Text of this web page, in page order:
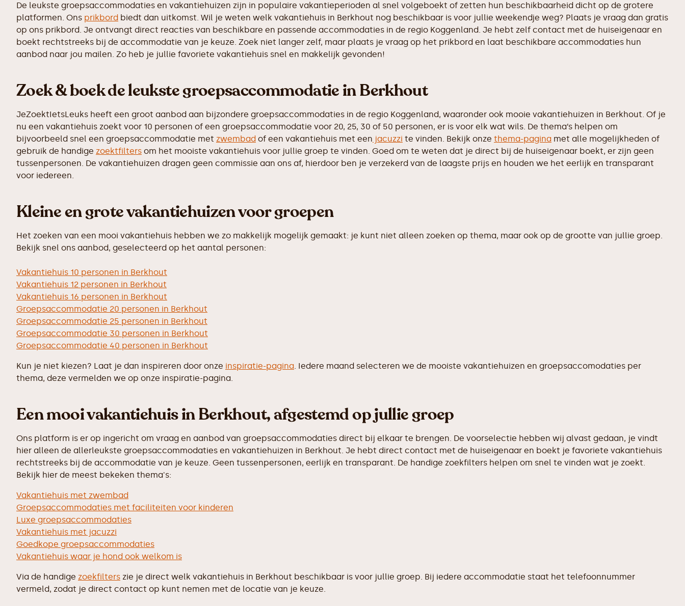
De leukste groepsaccommodaties en vakantiehuizen zijn in populaire vakantieperioden al snel volgeboekt of zetten hun beschikbaarheid dicht op de grotere
platformen. Ons prikbord biedt dan uitkomst. Wil je weten welk vakantiehuis in Berkhout nog beschikbaar is voor jullie weekendje weg? Plaats je vraag dan gratis
op ons prikbord. Je ontvangt direct reacties van beschikbare en passende accommodaties in de regio Koggenland. Je hebt zelf contact met de huiseigenaar en
boekt rechtstreeks bij de accommodatie van je keuze. Zoek niet langer zelf, maar plaats je vraag op het prikbord en laat beschikbare accommodaties hun
aanbod naar jou mailen. Zo heb je jullie favoriete vakantiehuis snel en makkelijk gevonden!
Zoek & boek de leukste groepsaccommodatie in Berkhout
JeZoektIetsLeuks heeft een groot aanbod aan bijzondere groepsaccommodaties in de regio Koggenland, waaronder ook mooie vakantiehuizen in Berkhout. Of je
nu een vakantiehuis zoekt voor 10 personen of een groepsaccommodatie voor 20, 25, 30 of 50 personen, er is voor elk wat wils. De thema’s helpen om
bijvoorbeeld snel een groepsaccommodatie met zwembad of een vakantiehuis met een jacuzzi te vinden. Bekijk onze thema-pagina met alle mogelijkheden of
gebruik de handige zoektfilters om het mooiste vakantiehuis voor jullie groep te vinden. Goed om te weten dat je direct bij de huiseigenaar boekt, er zijn geen
tussenpersonen. De vakantiehuizen dragen geen commissie aan ons af, hierdoor ben je verzekerd van de laagste prijs en houden we het eerlijk en transparant
voor iedereen.
Kleine en grote vakantiehuizen voor groepen
Het zoeken van een mooi vakantiehuis hebben we zo makkelijk mogelijk gemaakt: je kunt niet alleen zoeken op thema, maar ook op de grootte van jullie groep.
Bekijk snel ons aanbod, geselecteerd op het aantal personen:
Vakantiehuis 10 personen in Berkhout
Vakantiehuis 12 personen in Berkhout
Vakantiehuis 16 personen in Berkhout
Groepsaccommodatie 20 personen in Berkhout
Groepsaccommodatie 25 personen in Berkhout
Groepsaccommodatie 30 personen in Berkhout
Groepsaccommodatie 40 personen in Berkhout
Kun je niet kiezen? Laat je dan inspireren door onze inspiratie-pagina. Iedere maand selecteren we de mooiste vakantiehuizen en groepsaccomodaties per
thema, deze vermelden we op onze inspiratie-pagina.
Een mooi vakantiehuis in Berkhout, afgestemd op jullie groep
Ons platform is er op ingericht om vraag en aanbod van groepsaccommodaties direct bij elkaar te brengen. De voorselectie hebben wij alvast gedaan, je vindt
hier alleen de allerleukste groepsaccommodaties en vakantiehuizen in Berkhout. Je hebt direct contact met de huiseigenaar en boekt je favoriete vakantiehuis
rechtstreeks bij de accommodatie van je keuze. Geen tussenpersonen, eerlijk en transparant. De handige zoekfilters helpen om snel te vinden wat je zoekt.
Bekijk hier de meest bekeken thema's:
Vakantiehuis met zwembad
Groepsaccommodaties met faciliteiten voor kinderen
Luxe groepsaccommodaties
Vakantiehuis met jacuzzi
Goedkope groepsaccommodaties
Vakantiehuis waar je hond ook welkom is
Via de handige zoekfilters zie je direct welk vakantiehuis in Berkhout beschikbaar is voor jullie groep. Bij iedere accommodatie staat het telefoonnummer
vermeld, zodat je direct contact op kunt nemen met de locatie van je keuze.